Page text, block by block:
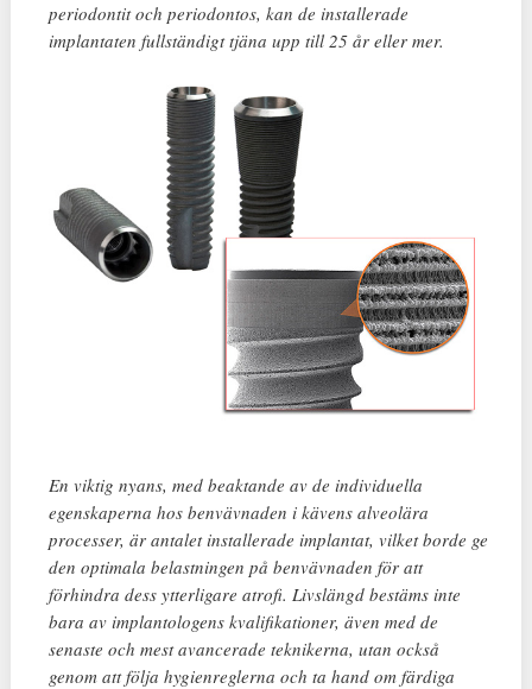
periodontit och periodontos, kan de installerade
implantaten fullständigt tjäna upp till 25 år eller mer.
En viktig nyans, med beaktande av de individuella
egenskaperna hos benvävnaden i kävens alveolära
processer, är antalet installerade implantat, vilket borde ge
den optimala belastningen på benvävnaden för att
förhindra dess ytterligare atrofi. Livslängd bestäms inte
bara av implantologens kvalifikationer, även med de
senaste och mest avancerade teknikerna, utan också
genom att följa hygienreglerna och ta hand om färdiga